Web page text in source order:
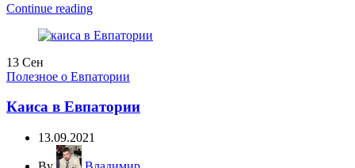
Continue reading
13 Сен
Полезное о Евпатории
Каиса в Евпатории
13.09.2021